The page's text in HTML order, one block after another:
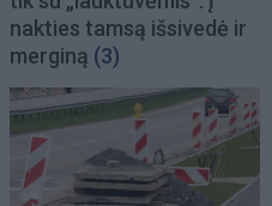
nakties tamsą išsivedė ir
merginą (3)